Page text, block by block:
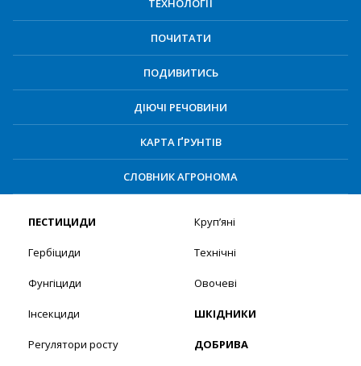
ТЕХНОЛОГІЇ
ПОЧИТАТИ
ПОДИВИТИСЬ
ДІЮЧІ РЕЧОВИНИ
КАРТА ҐРУНТІВ
СЛОВНИК АГРОНОМА
ПЕСТИЦИДИ
Гербіциди
Фунгіциди
Інсекциди
Регулятори росту
Круп’яні
Технічні
Овочеві
ШКІДНИКИ
ДОБРИВА